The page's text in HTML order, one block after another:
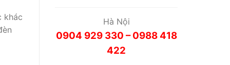
khác
Hà Nội
0904 929 330 – 0988 418
422